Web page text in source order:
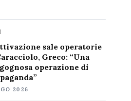
sale operatorie
Greco: “Una
operazione di
2026